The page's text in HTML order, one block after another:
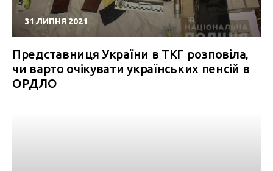
31 ЛИПНЯ 2021
Представниця України в ТКГ розповіла,
чи варто очікувати українських пенсій в
ОРДЛО